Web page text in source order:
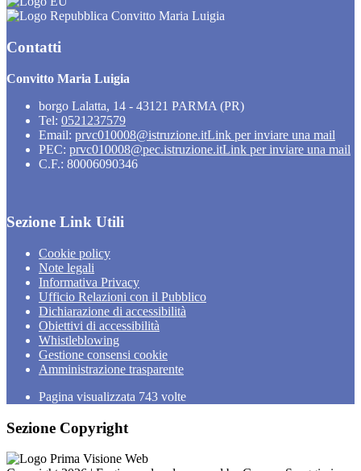
Convitto Maria Luigia
Contatti
Convitto Maria Luigia
borgo Lalatta, 14 - 43121 PARMA (PR)
Tel: 0521237579
Email: prvc010008@istruzione.itLink per inviare una mail
PEC: prvc010008@pec.istruzione.itLink per inviare una mail
C.F.: 80006090346
Sezione Link Utili
Cookie policy
Note legali
Informativa Privacy
Ufficio Relazioni con il Pubblico
Dichiarazione di accessibilità
Obiettivi di accessibilità
Whistleblowing
Gestione consensi cookie
Amministrazione trasparente
Pagina visualizzata 743 volte
Sezione Copyright